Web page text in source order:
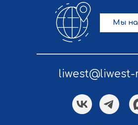
liwest@liwest-
Мы